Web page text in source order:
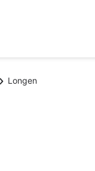
Longen